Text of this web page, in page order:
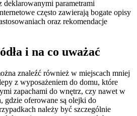
deklarowanymi parametrami
często zawierają bogate opisy
oraz rekomendacje
i na co uważać
znaleźć również w miejscach mniej
z wyposażeniem do domu, które
zapachami do wnętrz, czy nawet w
gdzie oferowane są olejki do
należy być szczególnie